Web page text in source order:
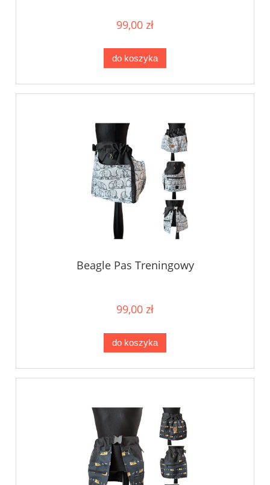
99,00 zł
do koszyka
Beagle Pas Treningowy
99,00 zł
do koszyka